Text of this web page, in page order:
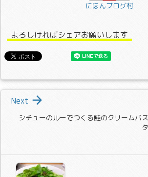
にほんブログ村
よろしければシェアお願いします
シチューのルーでつくる鮭のクリームパス
タ

Next